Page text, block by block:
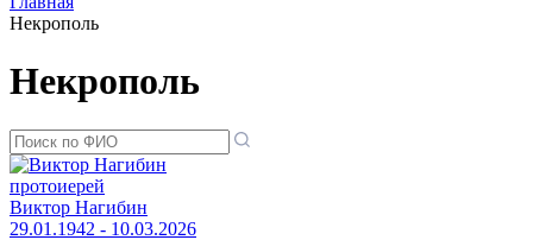
Некрополь
Некрополь
протоиерей
Виктор Нагибин
29.01.1942 - 10.03.2026